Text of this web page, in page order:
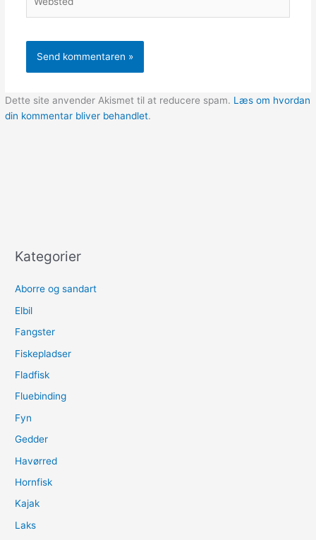
Dette site anvender Akismet til at reducere spam. Læs om hvordan
din kommentar bliver behandlet.
Kategorier
Aborre og sandart
Elbil
Fangster
Fiskepladser
Fladfisk
Fluebinding
Fyn
Gedder
Havørred
Hornfisk
Kajak
Laks